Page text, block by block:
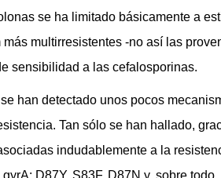
se ha limitado básicamente a
multirresistentes -no así las
sensibilidad a las cefalosporinas.
han detectado unos pocos
Tan sólo se han hallado,
indudablemente a la
D87Y, S83F, D87N y, sobre